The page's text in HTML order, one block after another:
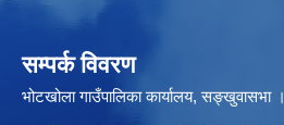
सम्पर्क विवरण
भोटखोला गाउँपालिका कार्यालय, सङ्खुवासभा ।